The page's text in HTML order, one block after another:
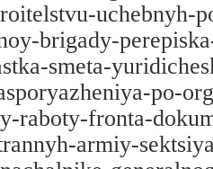
uchebnyh-
brigady-
smeta-
po-
raboty-fronta-
armiy-